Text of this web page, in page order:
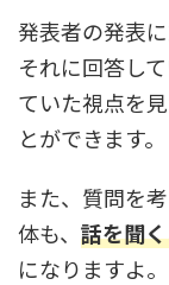
発表者の発表
それに回答し
ていた視点を
とができます。
また、質問を
体も、 話を聞
になりますよ。